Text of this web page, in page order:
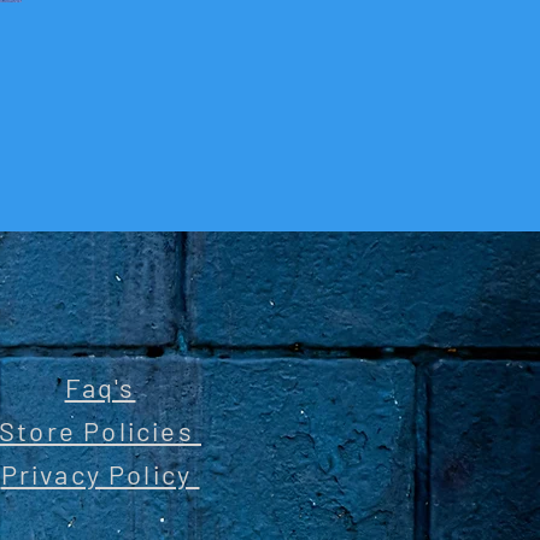
Faq's
Store Policies
Privacy Policy